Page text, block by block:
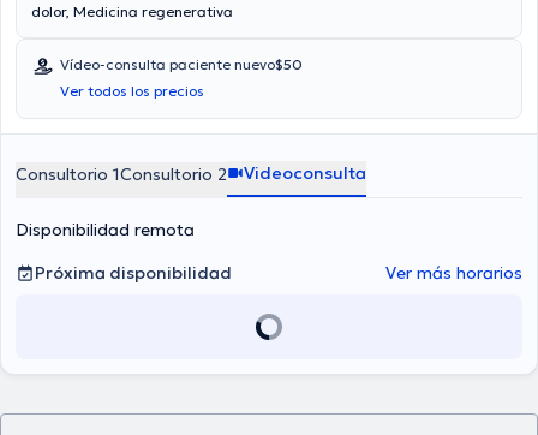
dolor, Medicina regenerativa
Vídeo-consulta paciente nuevo$50
Ver todos los precios
Consultorio 1Consultorio 2 Videoconsulta
Disponibilidad remota
Próxima disponibilidad
Ver más horarios